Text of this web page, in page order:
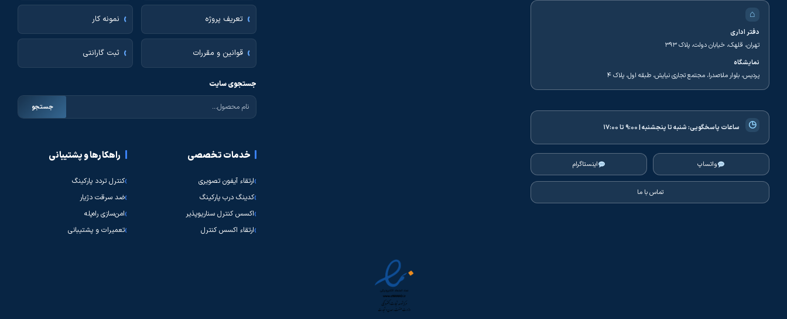
⌂
دفتر اداری
تهران، قلهک، خیابان دولت، پلاک ۳۹۳
نمایشگاه
پردیس، بلوار ملاصدرا، مجتمع تجاری نیایش، طبقه اول، پلاک ۴
◷ ساعات پاسخگویی:شنبه تا پنجشنبه | ۹:۰۰ تا ۱۷:۰۰
واتساپ اینستاگرام
تماس با ما
تعریف پروژه نمونه کار
قوانین و مقررات ثبت گارانتی
جستجوی سایت
جستجو
خدمات تخصصی
ارتقاء آیفون تصویری
کدینگ درب پارکینگ
اکسس کنترل سناریوپذیر
ارتقاء اکسس کنترل
راهکارها و پشتیبانی
کنترل تردد پارکینگ
ضد سرقت دژیار
امن‌سازی راه‌پله
تعمیرات و پشتیبانی